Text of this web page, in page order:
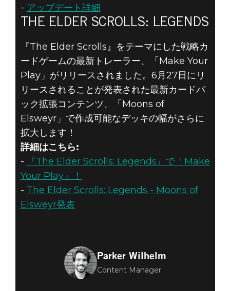
- アップデート詳細
THE ELDER SCROLLS: LEGENDS
『The Elder Scrolls』をテーマにした戦略カ
ードゲームの最新トレーラー、「Make Your
Play」がリリースされました。6月27日にリ
リースされることが発表された最新カードパ
ック拡張コンテンツ、「Moons of
Elsweyr」で作成可能なデッキの幅がさらに
拡大します！
詳細はこちら:
-
『The Elder Scrolls: Legends』で「Make
Your Play」！
- The Elder Scrolls: Legends - Moons of
Elsweyr発表
Parker Wilhelm
Content Manager